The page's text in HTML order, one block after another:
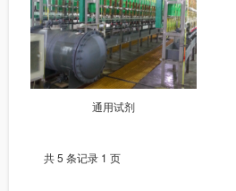
通用试剂
共 5 条记录 1 页